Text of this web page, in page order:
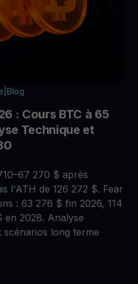
Blog
: Cours BTC à 65
Technique et
270 $ après
l'ATH de 126 272 $. Fear
: 63 276 $ fin 2026, 114
en 2028. Analyse
scénarios long terme